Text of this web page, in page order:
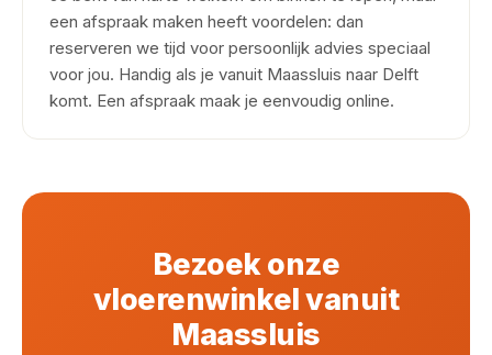
een afspraak maken heeft voordelen: dan
reserveren we tijd voor persoonlijk advies speciaal
voor jou. Handig als je vanuit Maassluis naar Delft
komt. Een afspraak maak je eenvoudig online.
Bezoek onze
vloerenwinkel vanuit
Maassluis